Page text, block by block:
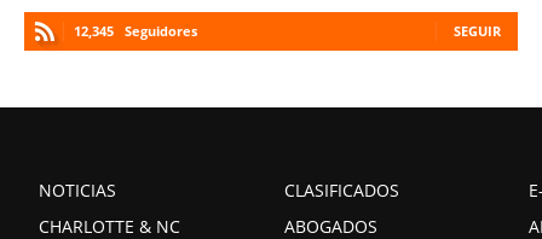
12,345 Seguidores SEGUIR
NOTICIAS
CHARLOTTE & NC
CLASIFICADOS
ABOGADOS